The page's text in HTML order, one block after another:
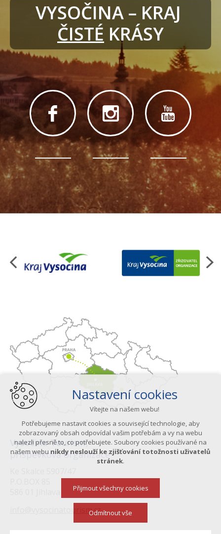
VYSOČINA – KRAJ
ČISTÉ KRÁSY
Vysočina Tourism,
příspěvková organizace
info@vysocinatourism.cz
Nastavení cookies
Vítejte na našem webu!
Potřebujeme nastavit cookies a související technologie, aby
zobrazovaný obsah odpovídal vašim potřebám a vy na webu
nalezli přesně to, co potřebujete. Soubory cookies používané na
našem webu nikdy neslouží ke zjišťování totožnosti uživatelů
stránek.
Přijmout všechny cookies
Odmítnout vše